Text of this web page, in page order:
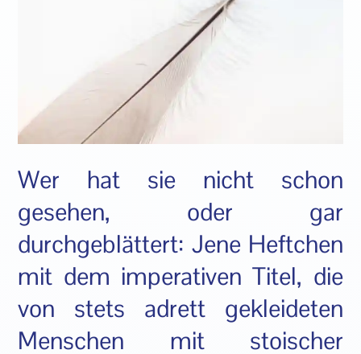
Wer hat sie nicht schon
gesehen, oder gar
durchgeblättert: Jene Heftchen
mit dem imperativen Titel, die
von stets adrett gekleideten
Menschen mit stoischer